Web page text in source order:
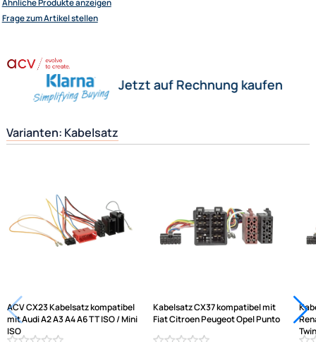
Herstellerinformationen
Hilfreiche Links
Ähnliche Produkte anzeigen
Frage zum Artikel stellen
Jetzt auf Rechnung kaufen
Ultramall
Zahlungsarten